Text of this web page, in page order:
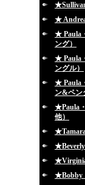
★
★ Paula
ング）
★ Paula
ングル）
★ Paula
ン&ペン
★Paula
他）
★Bobby